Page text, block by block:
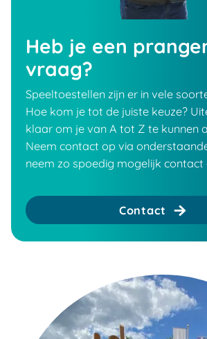
Heb je een
vraag?
Speeltoestellen zijn er in vele
Hoe kom je tot de juiste keuze?
klaar om je van A tot Z te kunnen
Neem contact op via
neem zo spoedig mogelijk contact
Contact